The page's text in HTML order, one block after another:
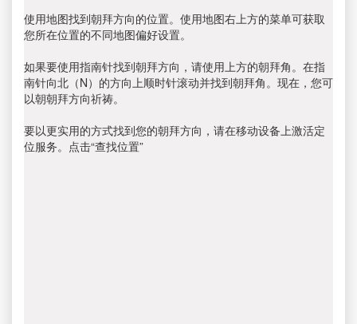
使用地图找到朝拜方向的位置。使用地图右上方的菜单可获取
您所在位置的不同地图偏好设置。
如果要使用指南针找到朝拜方向，请使用上方的朝拜角。在指
南针向北（N）的方向上顺时针滚动并找到朝拜角。现在，您可
以朝朝拜方向祈祷。
要以更实用的方式找到您的朝拜方向，请在移动设备上激活定
位服务。点击“查找位置”